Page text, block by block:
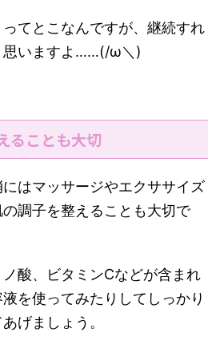
てとこなんですが、継続すれ
思いますよ……(/ω＼)
ることも大切
はマッサージやエクササイズ
調子を整えることも大切で
酸、ビタミンCなどが含まれ
を使ってみたりしてしっかり
げましょう。